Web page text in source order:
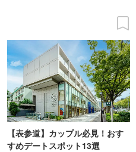
【表参道】カップル必見！おす
すめデートスポット13選